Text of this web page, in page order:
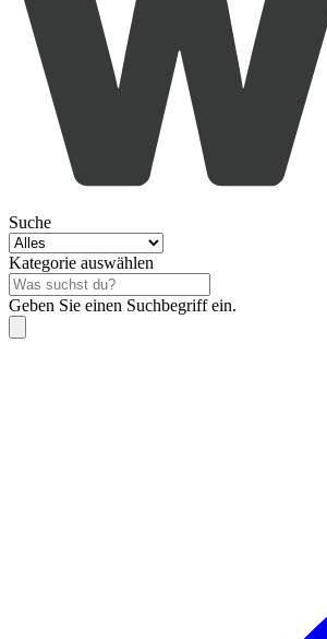
Suche
Kategorie auswählen
Geben Sie einen Suchbegriff ein.